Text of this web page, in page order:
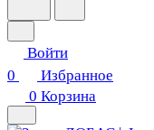
Войти
0
Избранное
0 Корзина